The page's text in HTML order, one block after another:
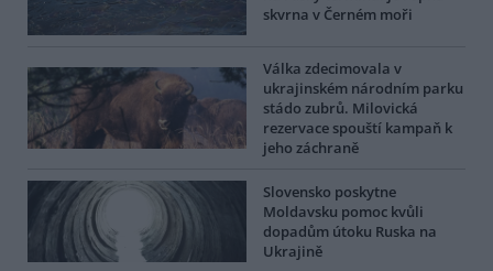
skvrna v Černém moři
Válka zdecimovala v
ukrajinském národním parku
stádo zubrů. Milovická
rezervace spouští kampaň k
jeho záchraně
Slovensko poskytne
Moldavsku pomoc kvůli
dopadům útoku Ruska na
Ukrajině